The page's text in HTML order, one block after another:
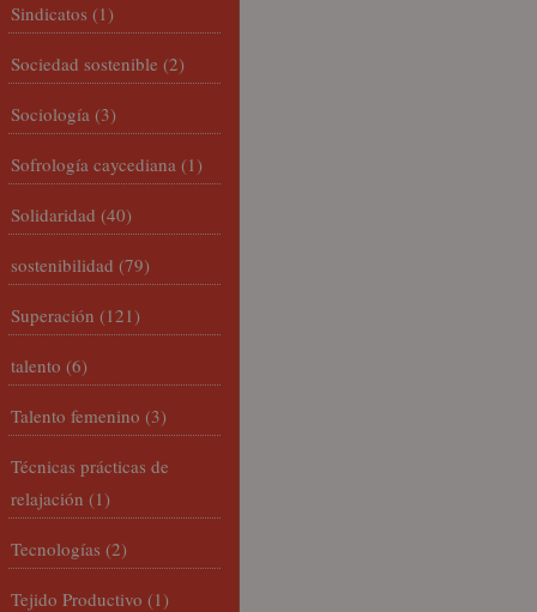
Sindicatos (1)
Sociedad sostenible (2)
Sociología (3)
Sofrología caycediana (1)
Solidaridad (40)
sostenibilidad (79)
Superación (121)
talento (6)
Talento femenino (3)
Técnicas prácticas de
relajación (1)
Tecnologías (2)
Tejido Productivo (1)